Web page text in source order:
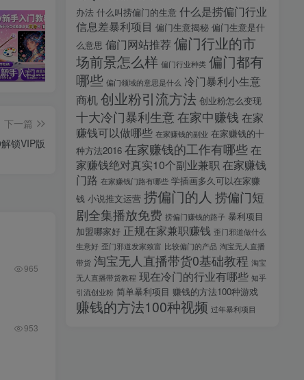
midjourney新手入门教程：人人都是AI艺术家，新手小白也能变身艺术大师 剪辑商单实战训练课，真实商单案例分享，在实战中练会剪辑 2025剪辑拍摄特效全能创作课，零基础到全能创作
下一篇
锁VIP版
965
953
办法 什么叫捞偏门的生意 什么是捞偏门行业
信息差暴利项目 偏门生意揭秘 偏门生意是什
么意思 偏门网站推荐 偏门行业的市
场前景怎么样 偏门行业种类 偏门都有
哪些 偏门领域的意思是什么 冷门暴利小生意
商机创业粉引流方法 创业粉怎么变现
十大冷门暴利生意 在家中赚钱 在家
赚钱可以做哪些 在家赚钱的副业 在家赚钱的十
种方法2016 在家赚钱的工作有哪些在
家赚钱绝对真实10个副业兼职 在家赚钱
门路 在家赚钱门路有哪些 学插画多久可以在家赚
钱 小说推文运营 捞偏门的人 捞偏门短
剧全集播放免费 捞偏门赚钱的路子 暴利项目
加盟哪家好 正规在家兼职赚钱 歪门邪道做什么
生意好 歪门邪道发家致富 比较偏门的产品 淘宝无人直播
带货 淘宝无人直播带货0基础教程 淘宝
无人直播带货教程 现在冷门的行业有哪些 知乎
引流创业粉 简单暴利项目 赚钱的方法100种游戏
赚钱的方法100种视频 过年暴利项目